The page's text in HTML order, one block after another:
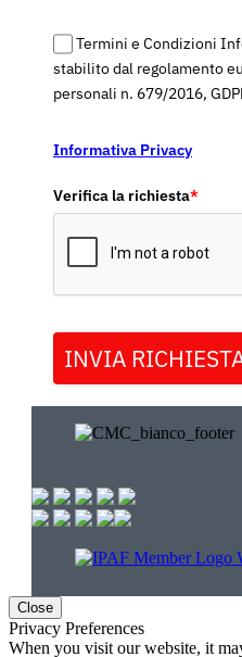
Termini e Condizioni
stabilito dal regolamento
personali n. 679/2016,
Informativa Privacy
Verifica la richiesta*
INVIA
Close
Privacy Preferences
When you visit our website, it